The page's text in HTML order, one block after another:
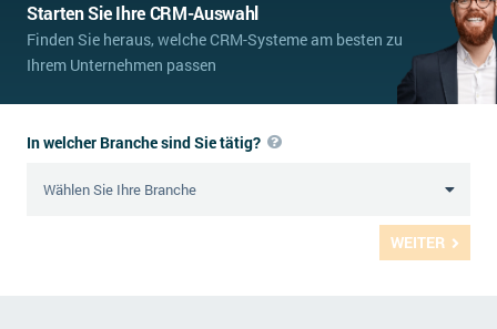
Starten Sie Ihre CRM-Auswahl
Finden Sie heraus, welche CRM-Systeme am besten zu
Ihrem Unternehmen passen
WEITER
In welcher Branche sind Sie tätig?